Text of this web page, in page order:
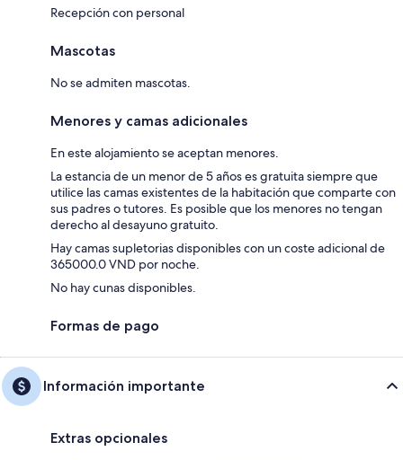
Recepción con personal
Mascotas
No se admiten mascotas.
Menores y camas adicionales
En este alojamiento se aceptan menores.
La estancia de un menor de 5 años es gratuita siempre que
utilice las camas existentes de la habitación que comparte con
sus padres o tutores. Es posible que los menores no tengan
derecho al desayuno gratuito.
Hay camas supletorias disponibles con un coste adicional de
365000.0 VND por noche.
No hay cunas disponibles.
Formas de pago
Información importante
Extras opcionales